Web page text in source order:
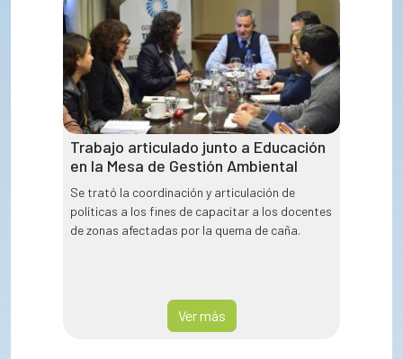
Trabajo articulado junto a Educación
en la Mesa de Gestión Ambiental
Se trató la coordinación y articulación de
políticas a los fines de capacitar a los docentes
de zonas afectadas por la quema de caña.
Ver más